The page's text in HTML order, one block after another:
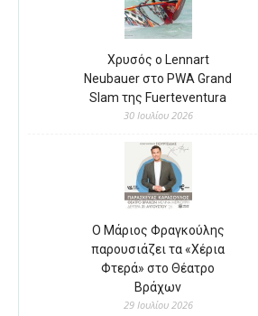
Χρυσός ο Lennart
Neubauer στο PWA Grand
Slam της Fuerteventura
30 Ιουλίου 2026
Ο Μάριος Φραγκούλης
παρουσιάζει τα «Χέρια
Φτερά» στο Θέατρο
Βράχων
29 Ιουλίου 2026